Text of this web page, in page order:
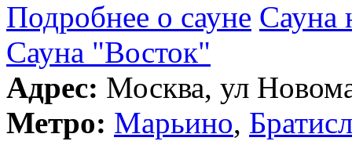
Подробнее о сауне Сауна
Сауна "Восток"
Адрес: Москва, ул
Метро: Марьино,